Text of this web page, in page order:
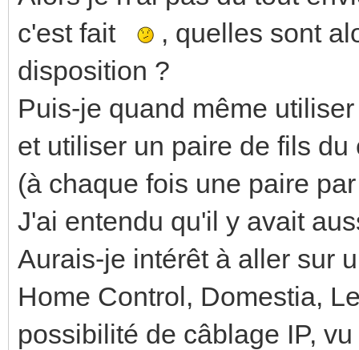
c'est fait
, quelles sont
disposition ?
Puis-je quand même
et utiliser un paire de fils
(à chaque fois une paire
J'ai entendu qu'il y avait
Aurais-je intérêt à aller sur
Home Control, Domestia,
possibilité de câblage IP,